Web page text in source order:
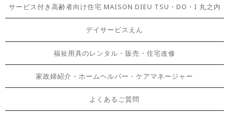
サービス付き高齢者向け住宅 MAISON DIEU TSU・DO・I 丸之内
デイサービスえん
福祉用具のレンタル・販売・住宅改修
家政婦紹介・ホームヘルパー・ケアマネージャー
よくあるご質問